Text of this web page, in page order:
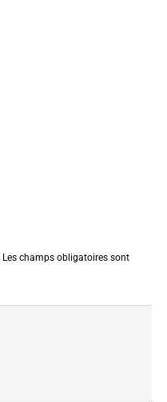
Les champs obligatoires sont